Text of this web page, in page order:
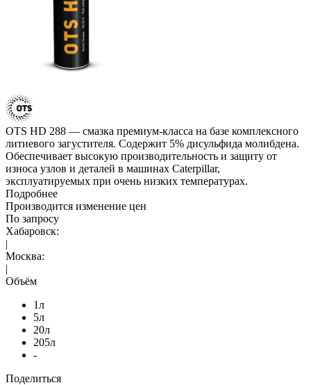
OTS HD 288 — смазка премиум-класса на базе комплексного
литиевого загустителя. Содержит 5% дисульфида молибдена.
Обеспечивает высокую производительность и защиту от
износа узлов и деталей в машинах Caterpillar,
эксплуатируемых при очень низких температурах.
Подробнее
Производится изменение цен
По запросу
Хабаровск:
|
Москва:
|
Объём
1л
5л
20л
205л
-
Поделиться